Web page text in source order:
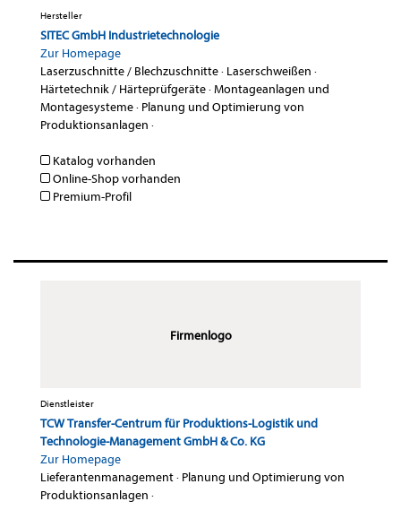
Hersteller
SITEC GmbH Industrietechnologie
Zur Homepage
Laserzuschnitte / Blechzuschnitte· Laserschweißen ·
Härtetechnik / Härteprüfgeräte·Montageanlagen und
Montagesysteme· Planung und Optimierung von
Produktionsanlagen ·
Katalog vorhanden
Online-Shop vorhanden
Premium-Profil
Firmenlogo
Dienstleister
TCW Transfer-Centrum für Produktions-Logistik und
Technologie-Management GmbH & Co. KG
Zur Homepage
Lieferantenmanagement· Planung und Optimierung von
Produktionsanlagen ·